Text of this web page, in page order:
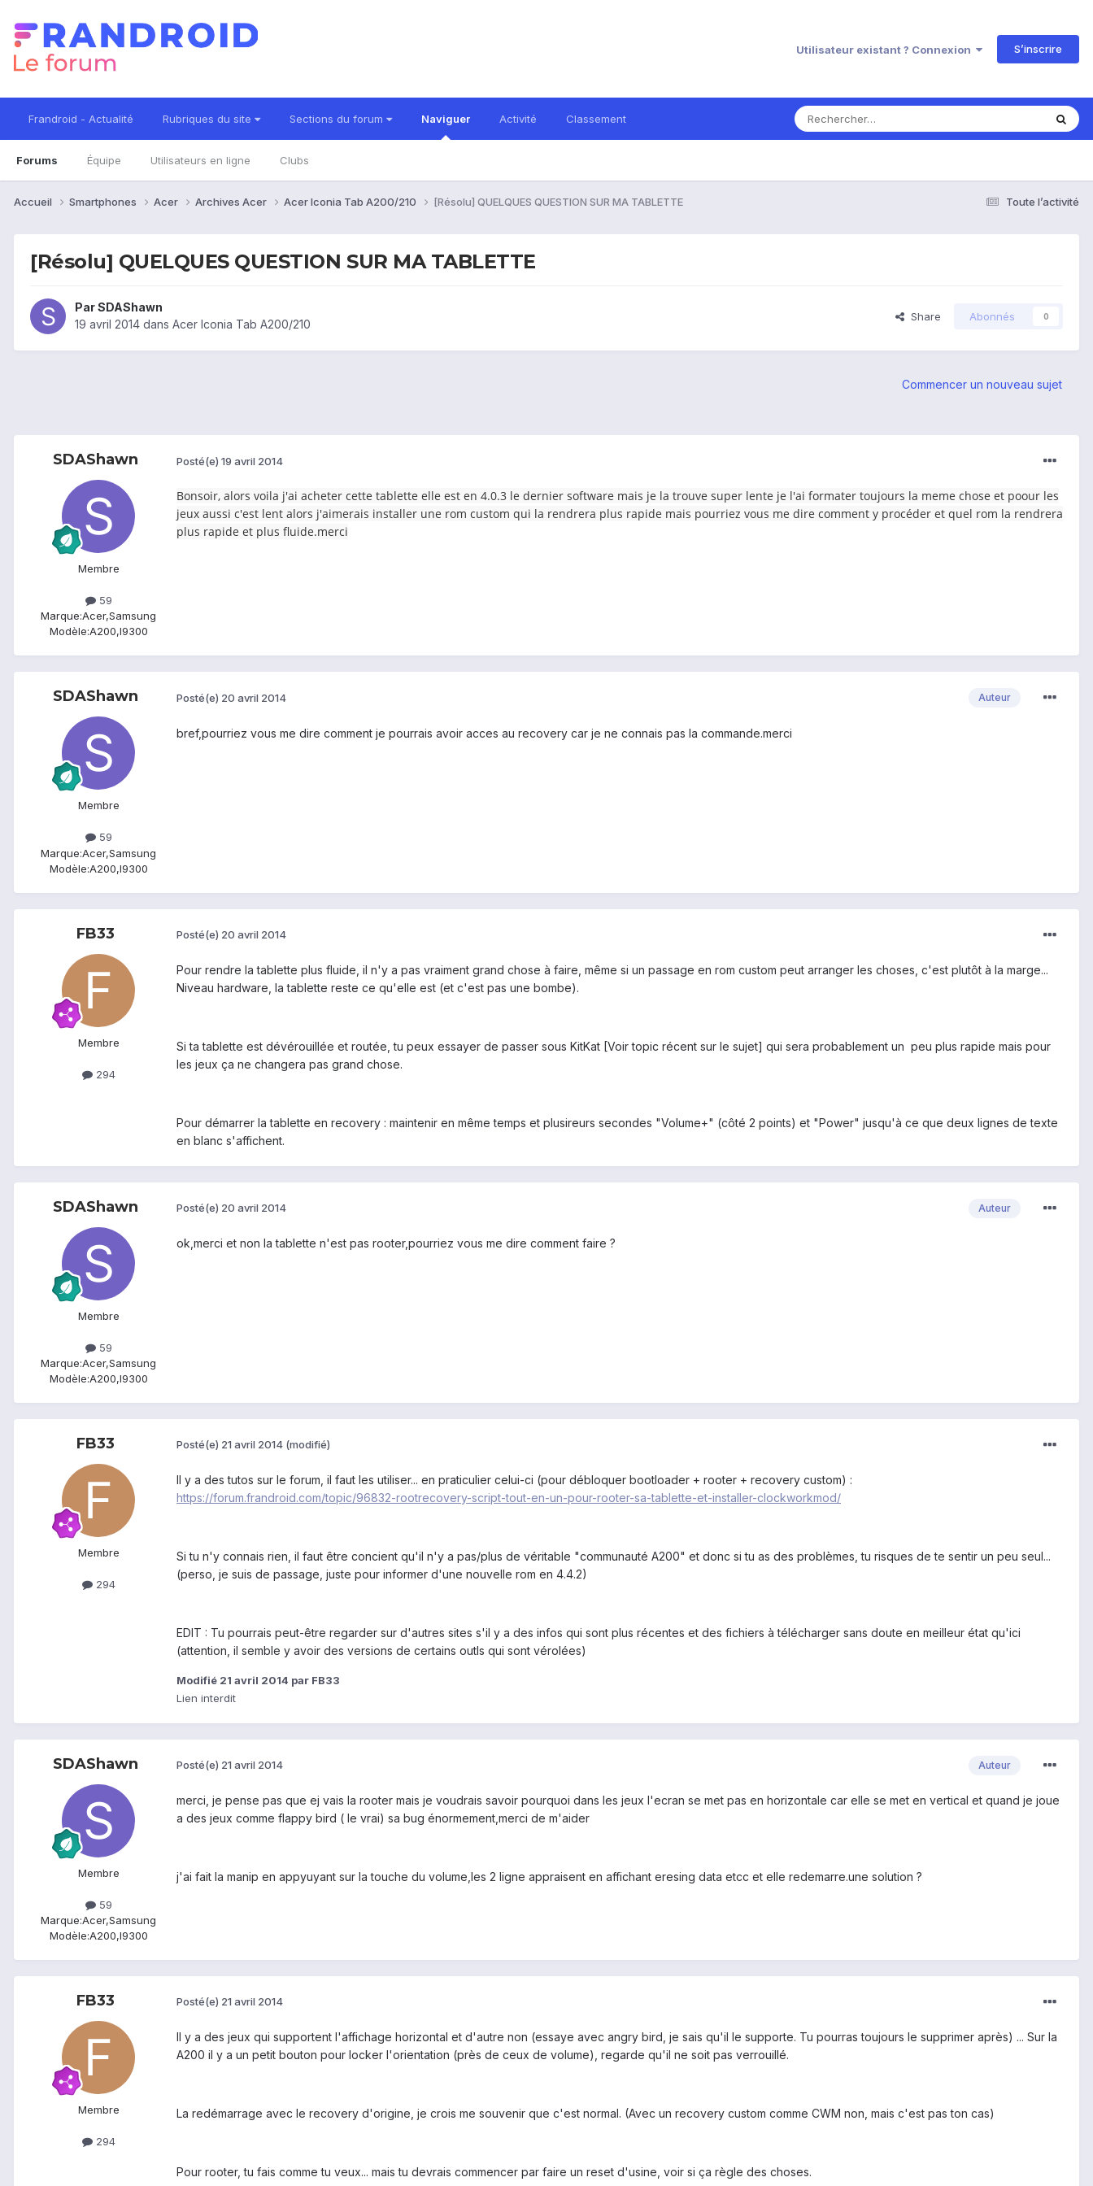
Utilisateur existant ? Connexion S’inscrire
Frandroid - Actualité Rubriques du site Sections du forum Naviguer
Forums Équipe Utilisateurs en ligne Clubs
Activité Classement
Toute l’activité
Accueil Smartphones Acer Archives Acer Acer Iconia Tab A200/210 [Résolu] QUELQUES QUESTION SUR MA TABLETTE
[Résolu] QUELQUES QUESTION SUR MA TABLETTE
ParSDAShawn
19 avril 2014 dans Acer Iconia Tab A200/210
Share Abonnés 0
Commencer un nouveau sujet
SDAShawn
Membre
59
Marque:Acer,Samsung
Modèle:A200,I9300
Posté(e) 19 avril 2014
Bonsoir, alors voila j'ai acheter cette tablette elle est en 4.0.3 le dernier software mais je la trouve super lente je l'ai formater toujours la meme chose et poour les
jeux aussi c'est lent alors j'aimerais installer une rom custom qui la rendrera plus rapide mais pourriez vous me dire comment y procéder et quel rom la rendrera
plus rapide et plus fluide.merci
SDAShawn
Membre
59
Marque:Acer,Samsung
Modèle:A200,I9300
Auteur
Posté(e) 20 avril 2014
bref,pourriez vous me dire comment je pourrais avoir acces au recovery car je ne connais pas la commande.merci
FB33
Membre
294
Posté(e) 20 avril 2014
Pour rendre la tablette plus fluide, il n'y a pas vraiment grand chose à faire, même si un passage en rom custom peut arranger les choses, c'est plutôt à la marge...
Niveau hardware, la tablette reste ce qu'elle est (et c'est pas une bombe).
Si ta tablette est dévérouillée et routée, tu peux essayer de passer sous KitKat [Voir topic récent sur le sujet] qui sera probablement un peu plus rapide mais pour
les jeux ça ne changera pas grand chose.
Pour démarrer la tablette en recovery : maintenir en même temps et plusireurs secondes "Volume+" (côté 2 points) et "Power" jusqu'à ce que deux lignes de texte
en blanc s'affichent.
SDAShawn
Membre
59
Marque:Acer,Samsung
Modèle:A200,I9300
Auteur
Posté(e) 20 avril 2014
ok,merci et non la tablette n'est pas rooter,pourriez vous me dire comment faire ?
FB33
Membre
294
Posté(e) 21 avril 2014 (modifié)
Il y a des tutos sur le forum, il faut les utiliser... en praticulier celui-ci (pour débloquer bootloader + rooter + recovery custom) :
https://forum.frandroid.com/topic/96832-rootrecovery-script-tout-en-un-pour-rooter-sa-tablette-et-installer-clockworkmod/
Si tu n'y connais rien, il faut être concient qu'il n'y a pas/plus de véritable "communauté A200" et donc si tu as des problèmes, tu risques de te sentir un peu seul...
(perso, je suis de passage, juste pour informer d'une nouvelle rom en 4.4.2)
EDIT : Tu pourrais peut-être regarder sur d'autres sites s'il y a des infos qui sont plus récentes et des fichiers à télécharger sans doute en meilleur état qu'ici
(attention, il semble y avoir des versions de certains outls qui sont vérolées)
Modifié 21 avril 2014 par FB33
Lien interdit
SDAShawn
Membre
59
Marque:Acer,Samsung
Modèle:A200,I9300
Auteur
Posté(e) 21 avril 2014
merci, je pense pas que ej vais la rooter mais je voudrais savoir pourquoi dans les jeux l'ecran se met pas en horizontale car elle se met en vertical et quand je joue
a des jeux comme flappy bird ( le vrai) sa bug énormement,merci de m'aider
j'ai fait la manip en appyuyant sur la touche du volume,les 2 ligne appraisent en affichant eresing data etcc et elle redemarre.une solution ?
FB33
Membre
294
Posté(e) 21 avril 2014
Il y a des jeux qui supportent l'affichage horizontal et d'autre non (essaye avec angry bird, je sais qu'il le supporte. Tu pourras toujours le supprimer après) ... Sur la
A200 il y a un petit bouton pour locker l'orientation (près de ceux de volume), regarde qu'il ne soit pas verrouillé.
La redémarrage avec le recovery d'origine, je crois me souvenir que c'est normal. (Avec un recovery custom comme CWM non, mais c'est pas ton cas)
Pour rooter, tu fais comme tu veux... mais tu devrais commencer par faire un reset d'usine, voir si ça règle des choses.